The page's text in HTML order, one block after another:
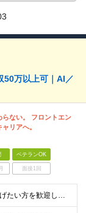
50万以上可｜AI／
らない。 フロントエン
リアへ。
ベテランOK
面接1回
＼開発経験を、次の役割へ広げたい方を歓迎します／ ■HTML、CSS、JavaScriptを使用した実務経験を1年以上お持ちの方 ■APIを利用した画面・機能開発の経験、または基礎知識をお持ちの方